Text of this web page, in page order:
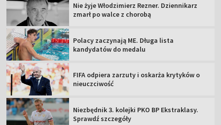
Nie żyje Włodzimierz Rezner. Dziennikarz
zmarł po walce z chorobą
Polacy zaczynają ME. Długa lista
kandydatów do medalu
FIFA odpiera zarzuty i oskarża krytyków o
nieuczciwość
Niezbędnik 3. kolejki PKO BP Ekstraklasy.
Sprawdź szczegóły